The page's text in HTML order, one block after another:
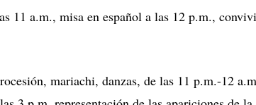
11 a.m., misa en español a las 12 p.m.,
mariachi, danzas, de las 11 p.m.-12